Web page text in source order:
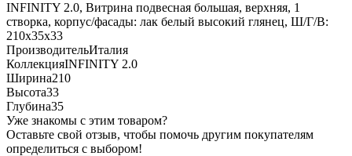
INFINITY 2.0, Витрина подвесная большая, верхняя, 1
створка, корпус/фасады: лак белый высокий глянец, Ш/Г/В:
210х35х33
ПроизводительИталия
КоллекцияINFINITY 2.0
Ширина210
Высота33
Глубина35
Уже знакомы с этим товаром?
Оставьте свой отзыв, чтобы помочь другим покупателям
определиться с выбором!